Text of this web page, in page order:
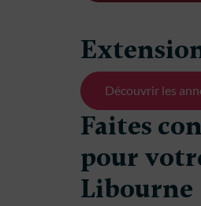
Découvrir les
Faites
pour
Libourne